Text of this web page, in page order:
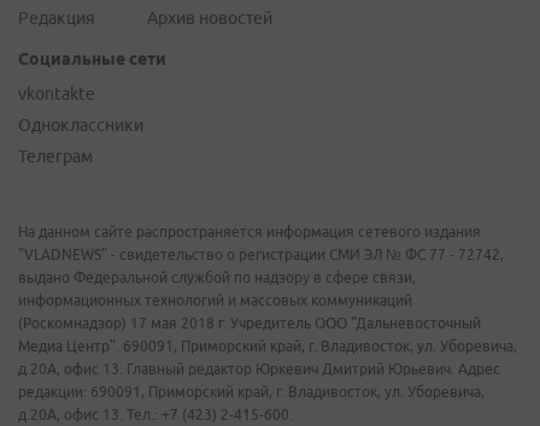
Редакция
Архив новостей
Социальные сети
vkontakte
Одноклассники
Телеграм
На данном сайте распространяется информация сетевого издания
"VLADNEWS" - свидетельство о регистрации СМИ ЭЛ № ФС 77 - 72742,
выдано Федеральной службой по надзору в сфере связи,
информационных технологий и массовых коммуникаций
(Роскомнадзор) 17 мая 2018 г. Учредитель ООО "Дальневосточный
Медиа Центр". 690091, Приморский край, г. Владивосток, ул. Уборевича,
д.20А, офис 13. Главный редактор Юркевич Дмитрий Юрьевич. Адрес
редакции: 690091, Приморский край, г. Владивосток, ул. Уборевича,
д.20А, офис 13. Тел.: +7 (423) 2-415-600.